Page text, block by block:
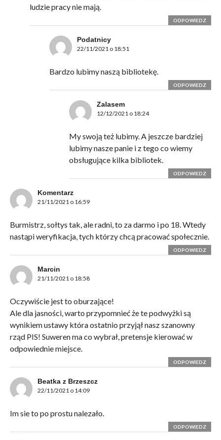
ludzie pracy nie mają.
ODPOWIEDZ
Podatnicy
22/11/2021 o 18:51
Bardzo lubimy naszą bibliotekę.
ODPOWIEDZ
Zalasem
12/12/2021 o 18:24
My swoją też lubimy. A jeszcze bardziej
lubimy nasze panie i z tego co wiemy
obsługujące kilka bibliotek.
ODPOWIEDZ
Komentarz
21/11/2021 o 16:59
Burmistrz, sołtys tak, ale radni, to za darmo i po 18. Wtedy
nastąpi weryfikacja, tych którzy chcą pracować społecznie.
ODPOWIEDZ
Marcin
21/11/2021 o 18:58
Oczywiście jest to oburzające!
Ale dla jasności, warto przypomnieć że te podwyżki są
wynikiem ustawy która ostatnio przyjął nasz szanowny
rząd PIS! Suweren ma co wybrał, pretensje kierować w
odpowiednie miejsce.
ODPOWIEDZ
Beatka z Brzeszcz
22/11/2021 o 14:09
Im sie to po prostu nalezało.
ODPOWIEDZ